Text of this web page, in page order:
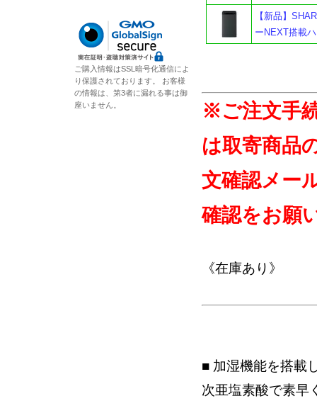
【新品】
ーNEXT搭載
※ご注文手
は取寄商品
文確認メー
確認をお願
《在庫あり》
■ 加湿機能を搭載
次亜塩素酸で素早
ご購入情報はSSL暗号化通信によ
り保護されております。 お客様
の情報は、第3者に漏れる事は御
座いません。